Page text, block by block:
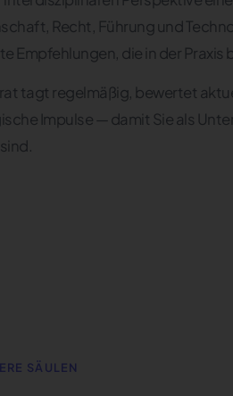
Recht, Führung und
Empfehlungen, die in der Praxis
tagt regelmäßig, bewertet
Impulse — damit Sie als
SÄULEN